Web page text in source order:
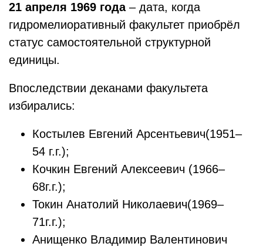
21 апреля 1969 года– дата, когда
гидромелиоративный факультет приобрёл
статус самостоятельной структурной
единицы.
Впоследствии деканами факультета
избирались:
Костылев Евгений Арсентьевич(1951–
54 г.г.);
Кочкин Евгений Алексеевич (1966–
68г.г.);
Токин Анатолий Николаевич(1969–
71г.г.);
Анищенко Владимир Валентинович